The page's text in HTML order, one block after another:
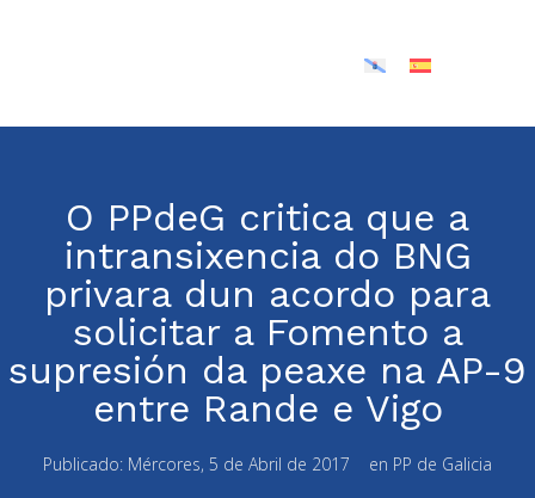
O PPdeG critica que a
intransixencia do BNG
privara dun acordo para
solicitar a Fomento a
supresión da peaxe na AP-9
entre Rande e Vigo
Publicado: Mércores, 5 de Abril de 2017 en PP de Galicia